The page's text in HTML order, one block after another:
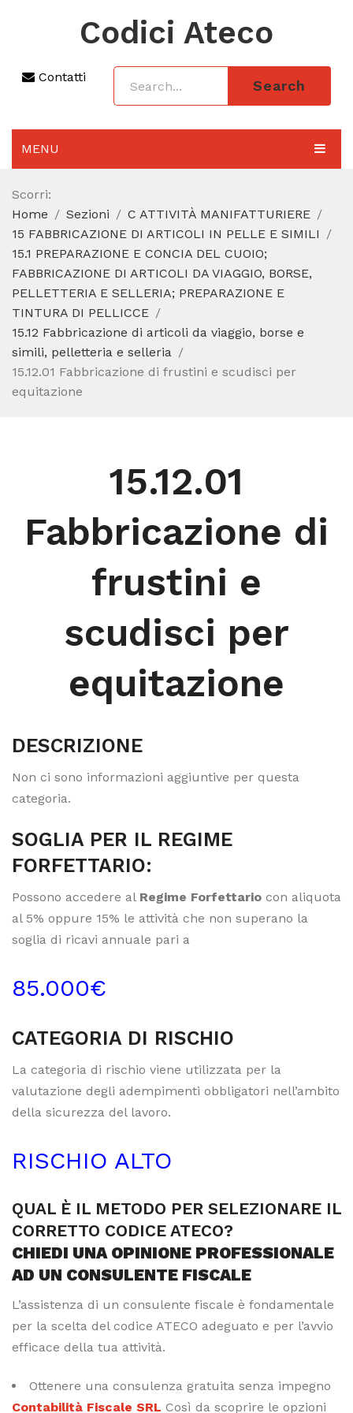
Codici Ateco
Contatti
Search
MENU
AGGIORNAMENTO 2025
SEZIONI
CODICE ATECO A COSA SERVE
CODICE FISCALE
Scorri:
Home
Sezioni
C ATTIVITÀ MANIFATTURIERE
15 FABBRICAZIONE DI ARTICOLI IN PELLE E SIMILI
15.1 PREPARAZIONE E CONCIA DEL CUOIO;
FABBRICAZIONE DI ARTICOLI DA VIAGGIO, BORSE,
PELLETTERIA E SELLERIA; PREPARAZIONE E
TINTURA DI PELLICCE
15.12 Fabbricazione di articoli da viaggio, borse e
simili, pelletteria e selleria
15.12.01 Fabbricazione di frustini e scudisci per
equitazione
15.12.01
Fabbricazione di
frustini e
scudisci per
equitazione
DESCRIZIONE
Non ci sono informazioni aggiuntive per questa
categoria.
SOGLIA PER IL REGIME
FORFETTARIO:
Possono accedere al Regime Forfettario con aliquota
al 5% oppure 15% le attività che non superano la
soglia di ricavi annuale pari a
85.000€
CATEGORIA DI RISCHIO
La categoria di rischio viene utilizzata per la
valutazione degli adempimenti obbligatori nell’ambito
della sicurezza del lavoro.
RISCHIO ALTO
QUAL È IL METODO PER SELEZIONARE IL
CORRETTO CODICE ATECO?
CHIEDI UNA OPINIONE PROFESSIONALE
AD UN CONSULENTE FISCALE
L’assistenza di un consulente fiscale è fondamentale
per la scelta del codice ATECO adeguato e per l’avvio
efficace della tua attività.
Ottenere una consulenza gratuita senza impegno
Contabilità Fiscale SRL Così da scoprire le opzioni